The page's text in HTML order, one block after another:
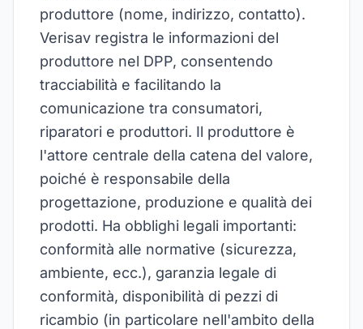
produttore (nome, indirizzo, contatto).
Verisav registra le informazioni del
produttore nel DPP, consentendo
tracciabilità e facilitando la
comunicazione tra consumatori,
riparatori e produttori. Il produttore è
l'attore centrale della catena del valore,
poiché è responsabile della
progettazione, produzione e qualità dei
prodotti. Ha obblighi legali importanti:
conformità alle normative (sicurezza,
ambiente, ecc.), garanzia legale di
conformità, disponibilità di pezzi di
ricambio (in particolare nell'ambito della